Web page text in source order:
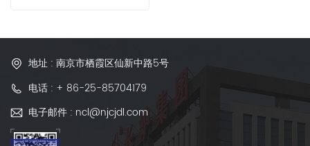
地址 : 南京市栖霞区仙新中路5号
电话 : + 86-25-85704179
电子邮件 : ncl@njcjdl.com